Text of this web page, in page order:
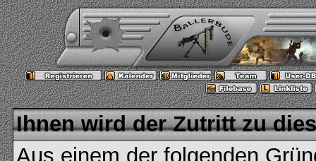
Ihnen wird der Zutritt zu
Aus einem der folgenden